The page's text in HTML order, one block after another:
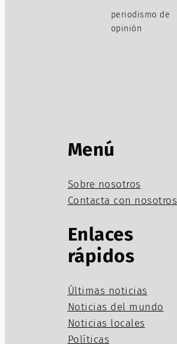
periodismo de
opinión
Menú
Sobre nosotros
Contacta con nosotros
Enlaces
rápidos
Últimas noticias
Noticias del mundo
Noticias locales
Políticas